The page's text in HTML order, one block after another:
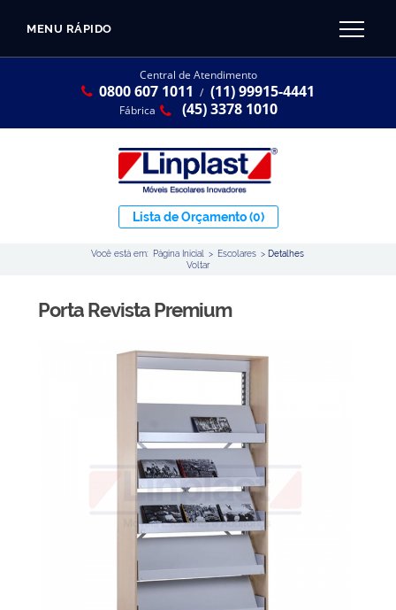
MENU RÁPIDO
Central de Atendimento
0800 607 1011 / (11) 99915-4441
Fábrica (45) 3378 1010
Lista de Orçamento(0)
Você está em: Página Inicial > Escolares >Detalhes
Voltar
Porta Revista Premium
Linha Resina Plástica
Conjuntos Coletivos
CATÁLOGO LINPLAST 2025
SOBRE A EMPRESA